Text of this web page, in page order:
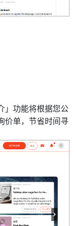
」功能将根据您公
价单，节省时间寻